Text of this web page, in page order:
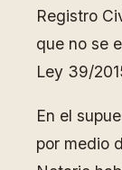
Registro
que no se
Ley 39/
En el
por medio